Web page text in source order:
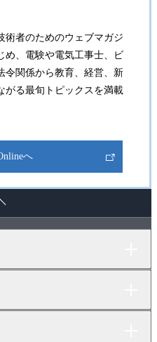
術者のためのウェブマガジ
め、電験や電気工事士、ビ
令関係から教育、経営、新
がる最旬トピックスを満載
へ